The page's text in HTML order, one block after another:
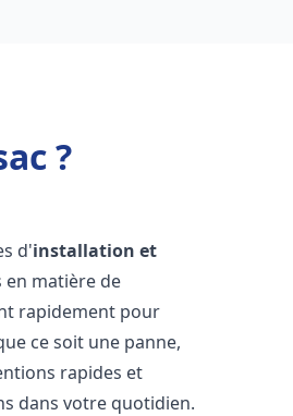
?
d'installation et
matière de
rapidement pour
ce soit une panne,
rapides et
dans votre quotidien.